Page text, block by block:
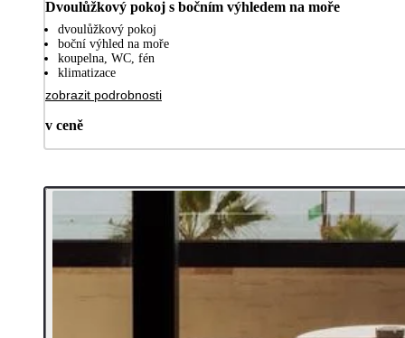
Dvoulůžkový pokoj s bočním výhledem na moře
dvoulůžkový pokoj
boční výhled na moře
koupelna, WC, fén
klimatizace
zobrazit podrobnosti
v ceně